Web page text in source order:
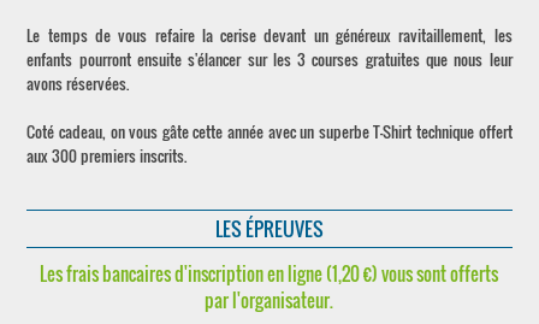
Le temps de vous refaire la cerise devant un généreux ravitaillement, les
enfants pourront ensuite s'élancer sur les 3 courses gratuites que nous leur
avons réservées.
Coté cadeau, on vous gâte cette année avec un superbe T-Shirt technique offert
aux 300 premiers inscrits.
LES ÉPREUVES
Les frais bancaires d'inscription en ligne (1,20 €) vous sont offerts
par l'organisateur.